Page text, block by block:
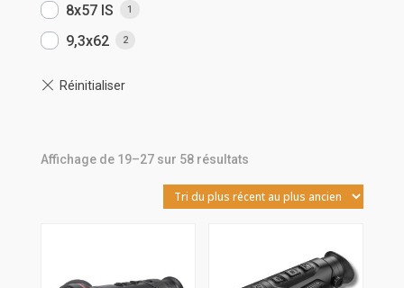
8x57 IS 1
9,3x62 2
Affichage de 19–27 sur 58 résultatsTrié
du
plus
plus